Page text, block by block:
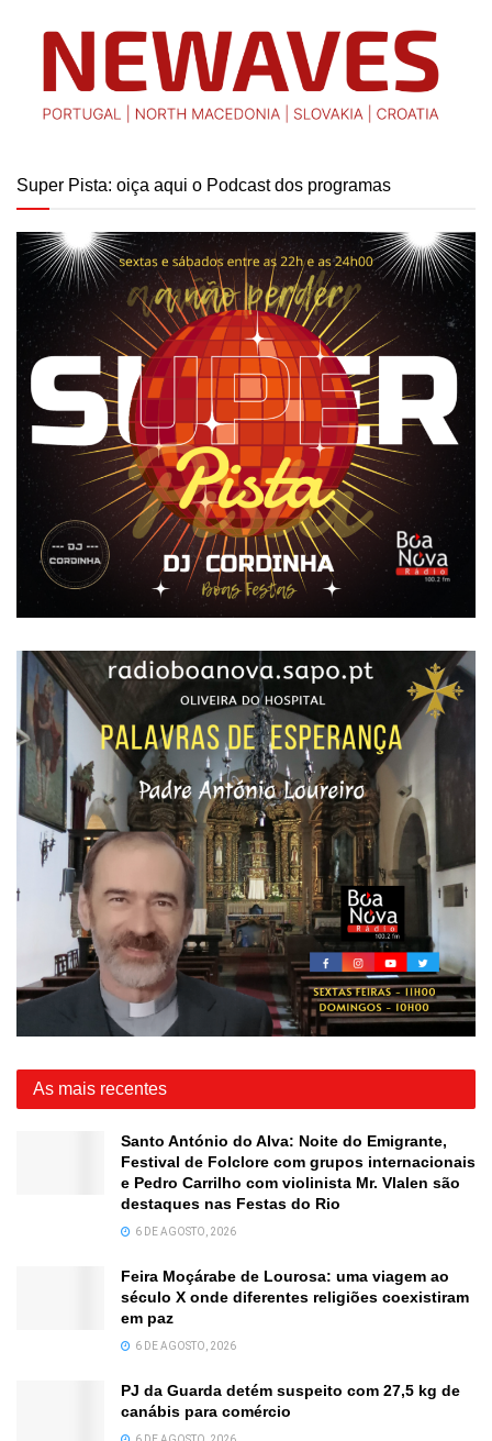
Super Pista: oiça aqui o Podcast dos programas
As mais recentes
Santo António do Alva: Noite do Emigrante,
Festival de Folclore com grupos internacionais
e Pedro Carrilho com violinista Mr. Vlalen são
destaques nas Festas do Rio
6 DE AGOSTO, 2026
Feira Moçárabe de Lourosa: uma viagem ao
século X onde diferentes religiões coexistiram
em paz
6 DE AGOSTO, 2026
PJ da Guarda detém suspeito com 27,5 kg de
canábis para comércio